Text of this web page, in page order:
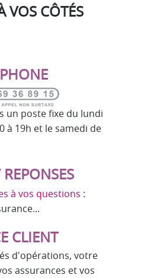
VOS CÔTÉS
un poste fixe du lundi
à 19h et le samedi de
à vos questions :
CLIENT
d'opérations, votre
assurances et vos